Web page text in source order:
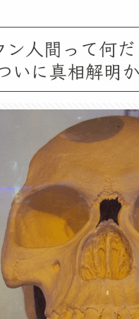
ン人間って何
いに真相解明